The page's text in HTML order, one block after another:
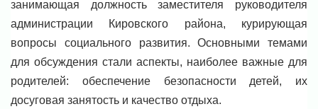
занимающая должность заместителя руководителя
администрации Кировского района, курирующая
вопросы социального развития. Основными темами
для обсуждения стали аспекты, наиболее важные для
родителей: обеспечение безопасности детей, их
досуговая занятость и качество отдыха.